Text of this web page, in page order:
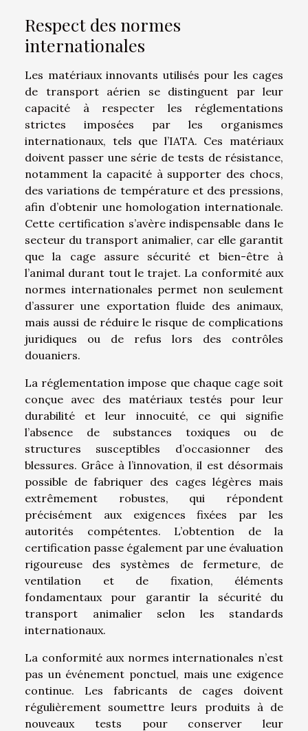
Respect des normes
internationales
Les matériaux innovants utilisés pour les cages
de transport aérien se distinguent par leur
capacité à respecter les réglementations
strictes imposées par les organismes
internationaux, tels que l’IATA. Ces matériaux
doivent passer une série de tests de résistance,
notamment la capacité à supporter des chocs,
des variations de température et des pressions,
afin d’obtenir une homologation internationale.
Cette certification s’avère indispensable dans le
secteur du transport animalier, car elle garantit
que la cage assure sécurité et bien-être à
l’animal durant tout le trajet. La conformité aux
normes internationales permet non seulement
d’assurer une exportation fluide des animaux,
mais aussi de réduire le risque de complications
juridiques ou de refus lors des contrôles
douaniers.
La réglementation impose que chaque cage soit
conçue avec des matériaux testés pour leur
durabilité et leur innocuité, ce qui signifie
l’absence de substances toxiques ou de
structures susceptibles d’occasionner des
blessures. Grâce à l’innovation, il est désormais
possible de fabriquer des cages légères mais
extrêmement robustes, qui répondent
précisément aux exigences fixées par les
autorités compétentes. L’obtention de la
certification passe également par une évaluation
rigoureuse des systèmes de fermeture, de
ventilation et de fixation, éléments
fondamentaux pour garantir la sécurité du
transport animalier selon les standards
internationaux.
La conformité aux normes internationales n’est
pas un événement ponctuel, mais une exigence
continue. Les fabricants de cages doivent
régulièrement soumettre leurs produits à de
nouveaux tests pour conserver leur